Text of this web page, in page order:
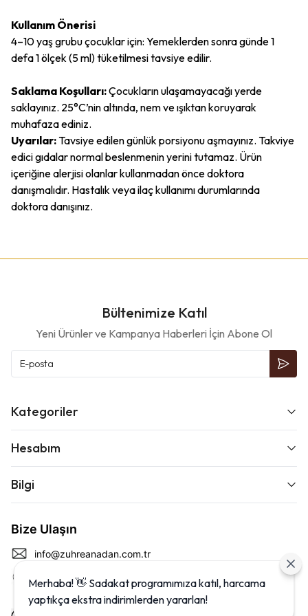
Kullanım Önerisi
4–10 yaş grubu çocuklar için: Yemeklerden sonra günde 1
defa 1 ölçek (5 ml) tüketilmesi tavsiye edilir.
Saklama Koşulları:Çocukların ulaşamayacağı yerde
saklayınız. 25°C’nin altında, nem ve ışıktan koruyarak
muhafaza ediniz.
Uyarılar:Tavsiye edilen günlük porsiyonu aşmayınız. Takviye
edici gıdalar normal beslenmenin yerini tutamaz. Ürün
içeriğine alerjisi olanlar kullanmadan önce doktora
danışmalıdır. Hastalık veya ilaç kullanımı durumlarında
doktora danışınız.
Bültenimize Katıl
Yeni Ürünler ve Kampanya Haberleri İçin Abone Ol
Kategoriler
Hesabım
Bilgi
Bize Ulaşın
info@zuhreanadan.com.tr
0 (212) 438 07 00
Merhaba! 👋 Sadakat programımıza katıl, harcama
yaptıkça ekstra indirimlerden yararlan!